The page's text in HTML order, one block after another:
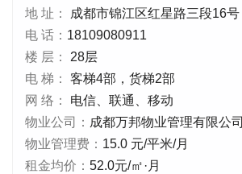
地 址：
成都市锦江区红星路三段16号
电 话： 18109080911
楼 层：
28层
电 梯：
客梯4部，货梯2部
网 络：
电信、联通、移动
物业公司： 成都万邦物业管理有限公司
物业管理费： 15.0 元/平米/月
租金均价： 52.0元/㎡·月